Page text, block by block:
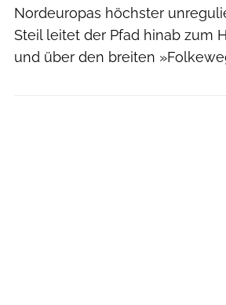
Nordeuropas höchster
Steil leitet der Pfad hinab zum
und über den breiten